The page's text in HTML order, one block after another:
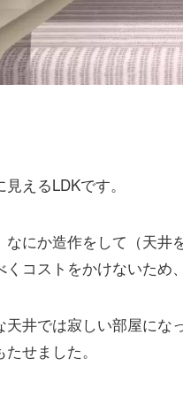
えるLDKです。
なにか造作をして（天
くコストをかけないた
天井では寂しい部屋に
せました。